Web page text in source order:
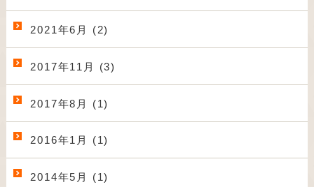
2021年6月 (2)
2017年11月 (3)
2017年8月 (1)
2016年1月 (1)
2014年5月 (1)